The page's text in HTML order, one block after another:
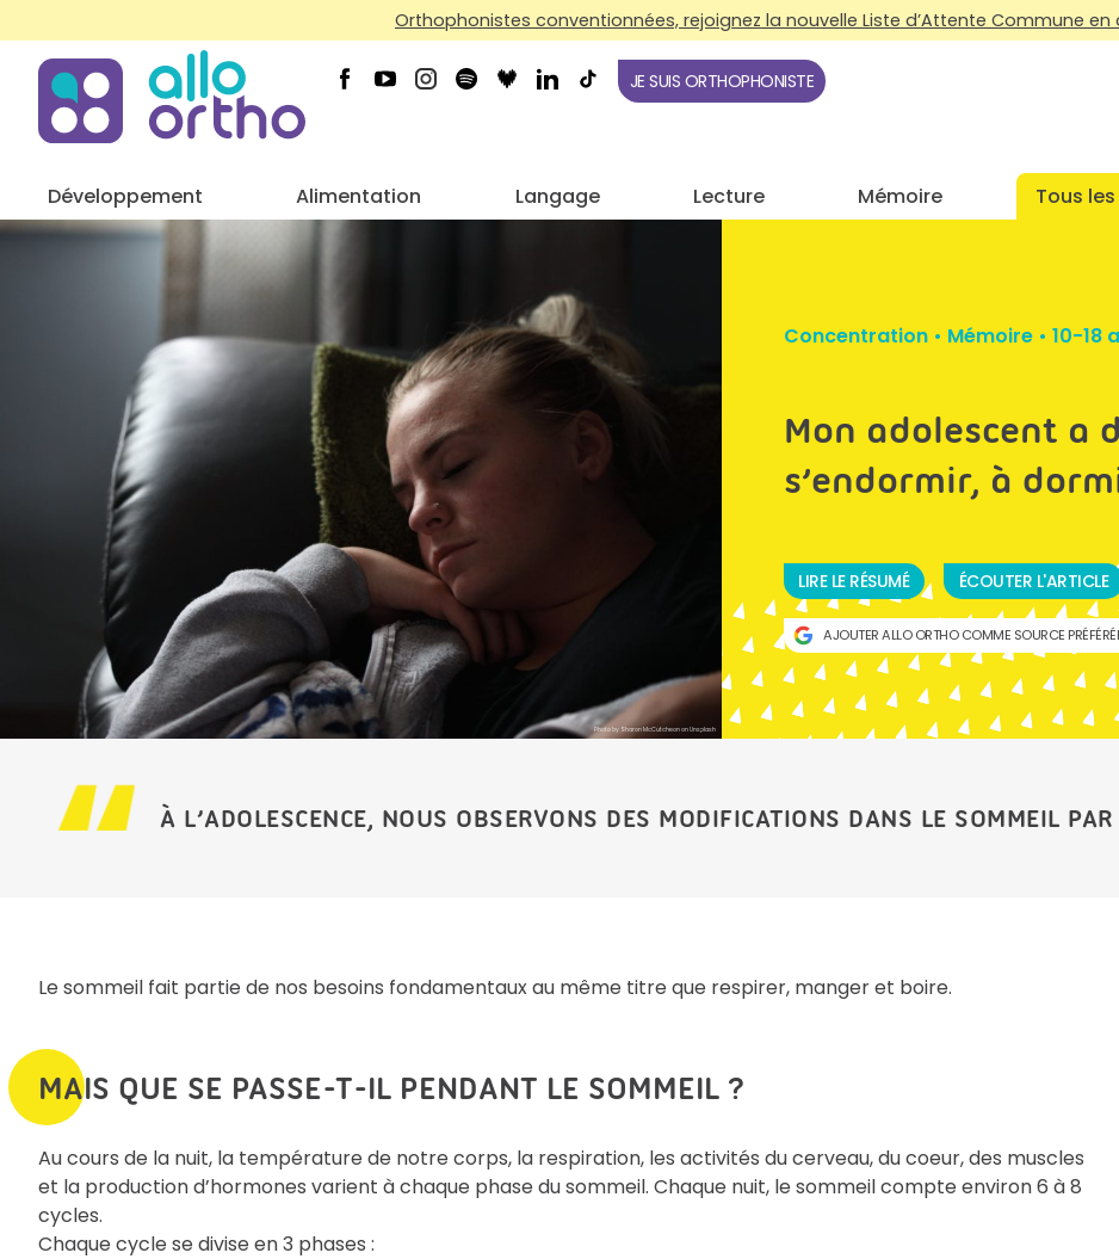
Orthophonistes conventionnées, rejoignez la nouvelle Liste d’Attente Commune en
JE SUIS ORTHOPHONISTE
Développement Alimentation Langage Lecture Mémoire Tous
Photo by Sharon McCutcheon on Unsplash
Concentration• Mémoire• 10-18
Mon adolescent a
s’endormir, à
LIRE LE RÉSUMÉ ÉCOUTER L'ARTICLE
AJOUTER ALLO ORTHO COMME SOURCE
À L’ADOLESCENCE, NOUS OBSERVONS DES MODIFICATIONS DANS LE SOMMEIL PAR
Le sommeil fait partie de nos besoins fondamentaux au même titre que respirer, manger et boire.
MAIS QUE SE PASSE-T-IL PENDANT LE SOMMEIL ?
Au cours de la nuit, la température de notre corps, la respiration, les activités du cerveau, du coeur, des muscles
et la production d’hormones varient à chaque phase du sommeil. Chaque nuit, le sommeil compte environ 6 à 8
cycles.
Chaque cycle se divise en 3 phases :